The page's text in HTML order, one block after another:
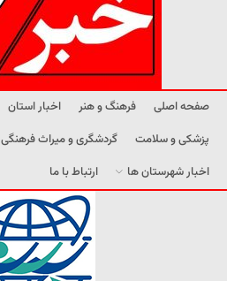
صفحه اصلی فرهنگ و هنر اخبار استان
پزشکی و سلامت
گردشگری و میراث فرهنگی
اخبار شهرستان ها
ارتباط با ما